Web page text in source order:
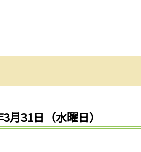
31日（水曜日）